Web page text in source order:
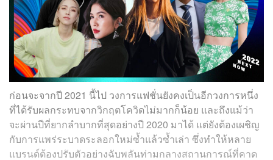
ก่อนจะจากปี 2021 นี้ไป วงการแฟชั่นยังคงเป็นอีกวงการหนึ่ง
ที่ได้รับผลกระทบจากวิกฤตโควิดไม่มากก็น้อย และถึงแม้ว่า
จะผ่านปีที่ยากลำบากที่สุดอย่างปี 2020 มาได้ แต่ยังต้องเผชิญ
กับการแพร่ระบาดระลอกใหม่ซ้ำแล้วซ้ำเล่า ซึ่งทำให้หลาย
แบรนด์ต้องปรับตัวอย่างฉับพลันท่ามกลางสถานการณ์ที่คาด